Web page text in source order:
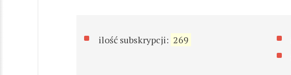
ilość subskrypcji: 269